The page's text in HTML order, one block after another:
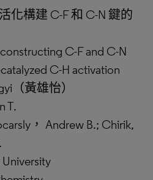
化構建 C-F 和 C-N 鍵的
C-F and C-N
C-H activation
（黃雄怡）
T.
， Andrew B.; Chirik,